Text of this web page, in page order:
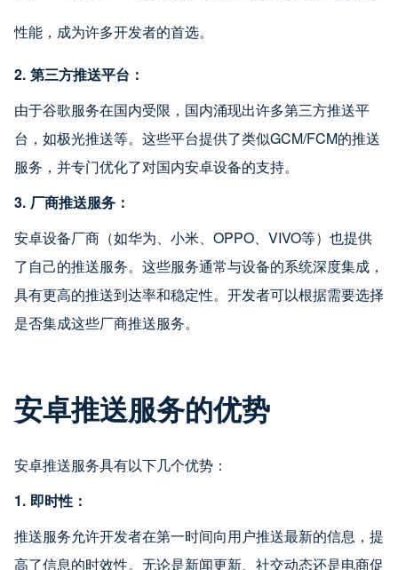
性能，成为许多开发者的首选。
2. 第三方推送平台：
由于谷歌服务在国内受限，国内涌现出许多第三方推送平
台，如极光推送等。这些平台提供了类似GCM/FCM的推送
服务，并专门优化了对国内安卓设备的支持。
3. 厂商推送服务：
安卓设备厂商（如华为、小米、OPPO、VIVO等）也提供
了自己的推送服务。这些服务通常与设备的系统深度集成，
具有更高的推送到达率和稳定性。开发者可以根据需要选择
是否集成这些厂商推送服务。
安卓推送服务的优势
安卓推送服务具有以下几个优势：
1. 即时性：
推送服务允许开发者在第一时间向用户推送最新的信息，提
高了信息的时效性。无论是新闻更新、社交动态还是电商促